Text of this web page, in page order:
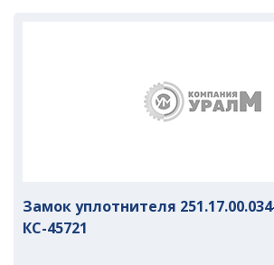
Замок уплотнителя
КС-45721